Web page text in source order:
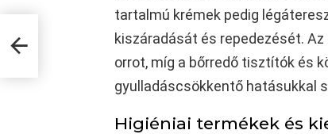
tartalmú krémek pedig
kiszáradását és repedezését.
orrot, míg a bőrredő tisztítók és
gyulladáscsökkentő hatásukkal
Higiéniai termékek és